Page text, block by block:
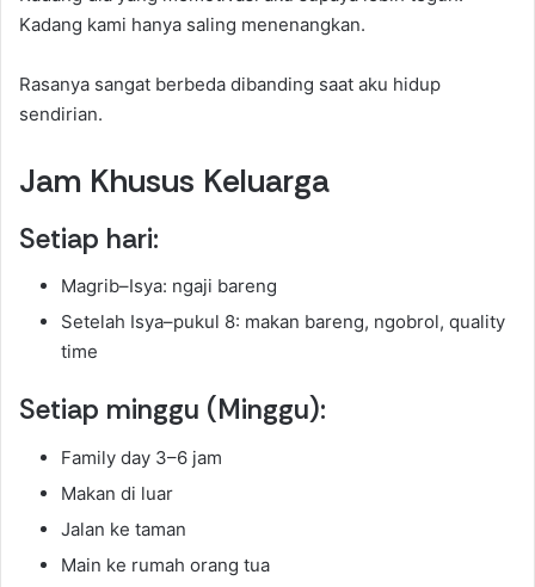
Kadang kami hanya saling menenangkan.
Rasanya sangat berbeda dibanding saat aku hidup
sendirian.
Jam Khusus Keluarga
Setiap hari:
Magrib–Isya: ngaji bareng
Setelah Isya–pukul 8: makan bareng, ngobrol, quality
time
Setiap minggu (Minggu):
Family day 3–6 jam
Makan di luar
Jalan ke taman
Main ke rumah orang tua